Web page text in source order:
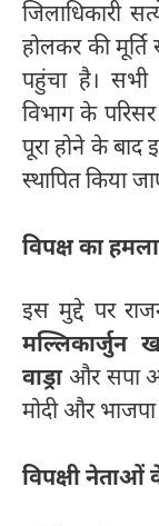
जिलाधिकारी
होलकर की
पहुंचा है। सभी
विभाग के परिसर
पूरा होने के बाद
स्थापित किया
विपक्ष का
इस मुद्दे पर
मल्लिकार्जुन
वाड्राऔर सपा
मोदी और भाजपा
विपक्षी नेताओं